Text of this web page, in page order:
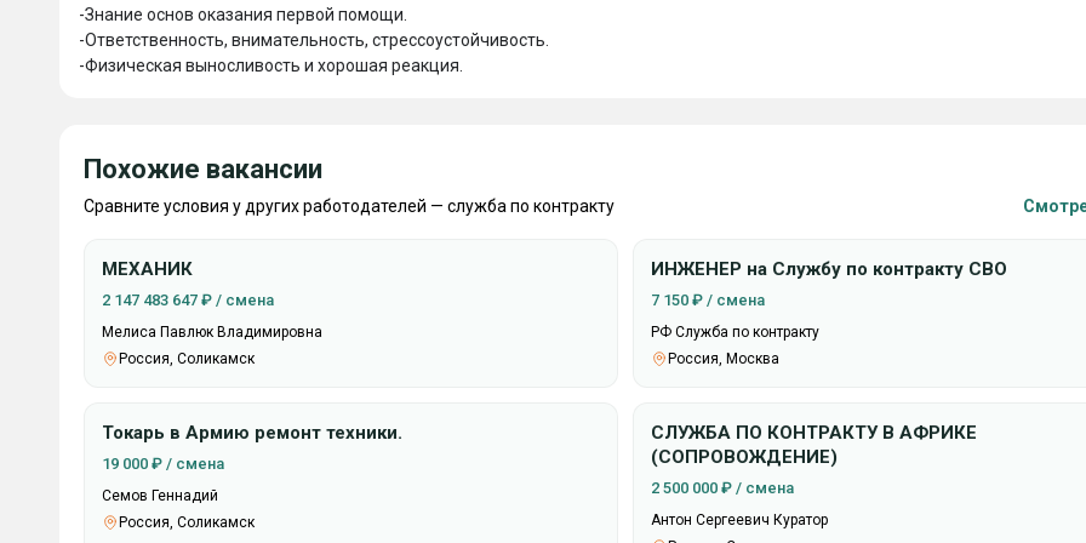
-Знание оcнов оказания первой помощи.
-Ответствeнноcть, внимaтельноcть, стрессоустойчивость.
Похожие вакансии
Сравните условия у других работодателей — служба по контракту
МЕХАНИК
2 147 483 647 ₽ / смена
Мелиса Павлюк Владимировна
Россия, Соликамск
ИНЖЕНЕР на Службу по контракту СВО
7 150 ₽ / смена
РФ Служба по контракту
Россия, Москва
Токарь в Армию ремонт техники.
19 000 ₽ / смена
Семов Геннадий
Россия, Соликамск
СЛУЖБА ПО КОНТРАКТУ В АФРИКЕ
(СОПРОВОЖДЕНИЕ)
2 500 000 ₽ / смена
Антон Сергеевич Куратор